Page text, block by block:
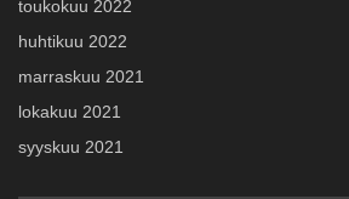
toukokuu 2022
huhtikuu 2022
marraskuu 2021
lokakuu 2021
syyskuu 2021